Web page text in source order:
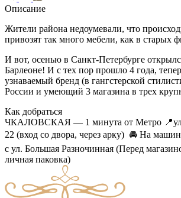
Описание
Жители района недоумевали, что
привозят так много мебели, как в старых
И вот, осенью в Санкт-Петербурге
Барлеоне! И с тех пор прошло 4 года,
узнаваемый бренд (в гангстерской
России и умеющий 3 магазина в трех
Как добраться
ЧКАЛОВСКАЯ — 1 минута от Метро
22 (вход со двора, через арку) ‌ ‌🚘 На
с ул. Большая Разночинная (Перед
личная паковка)